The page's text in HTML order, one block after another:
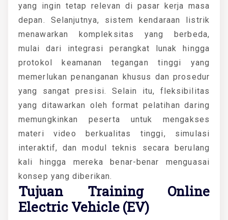
yang ingin tetap relevan di pasar kerja masa
depan. Selanjutnya, sistem kendaraan listrik
menawarkan kompleksitas yang berbeda,
mulai dari integrasi perangkat lunak hingga
protokol keamanan tegangan tinggi yang
memerlukan penanganan khusus dan prosedur
yang sangat presisi. Selain itu, fleksibilitas
yang ditawarkan oleh format pelatihan daring
memungkinkan peserta untuk mengakses
materi video berkualitas tinggi, simulasi
interaktif, dan modul teknis secara berulang
kali hingga mereka benar-benar menguasai
konsep yang diberikan.
Tujuan Training Online
Electric Vehicle (EV)